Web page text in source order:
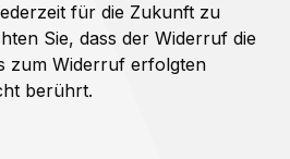
für die Zukunft zu
Sie, dass der Widerruf die
zum Widerruf erfolgten
berührt.